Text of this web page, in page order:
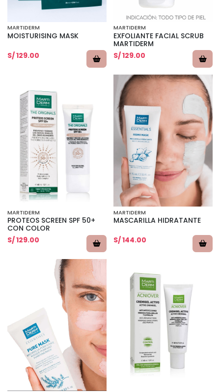
MARTIDERM
MOISTURISING MASK
S/ 129.00
MARTIDERM
EXFOLIANTE FACIAL SCRUB
MARTIDERM
S/ 129.00
MARTIDERM
PROTEOS SCREEN SPF 50+
CON COLOR
S/ 129.00
MARTIDERM
MASCARILLA HIDRATANTE
S/ 144.00